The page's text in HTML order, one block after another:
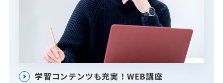
学習コンテンツも充実！WEB講座